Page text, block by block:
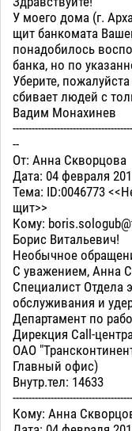
У моего дома (г.
щит банкомата
понадобилось
банка, но по
Уберите,
сбивает людей с
Вадим Монахинев
--
От: Анна Скворцова
Дата: 04 февраля
Тема: ID:0046773
щит>>
Кому:
Борис Витальевич!
Необычное
С уважением, Анна
Специалист Отдела
обслуживания и
Департамент по
Дирекция Call-
ОАО
Главный офис)
Внутр.тел: 14633
Кому: Анна